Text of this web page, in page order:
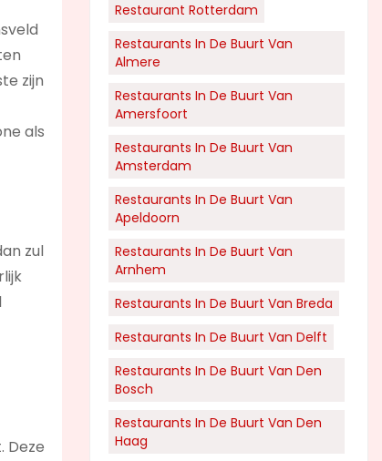
zijn
als
zul
Deze
Restaurant Rotterdam
Restaurants In De Buurt Van
Almere
Restaurants In De Buurt Van
Amersfoort
Restaurants In De Buurt Van
Amsterdam
Restaurants In De Buurt Van
Apeldoorn
Restaurants In De Buurt Van
Arnhem
Restaurants In De Buurt Van Breda
Restaurants In De Buurt Van Delft
Restaurants In De Buurt Van Den
Bosch
Restaurants In De Buurt Van Den
Haag